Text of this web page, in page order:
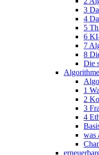
3
4
5
6
7
8
Die
1
2
3
4
was